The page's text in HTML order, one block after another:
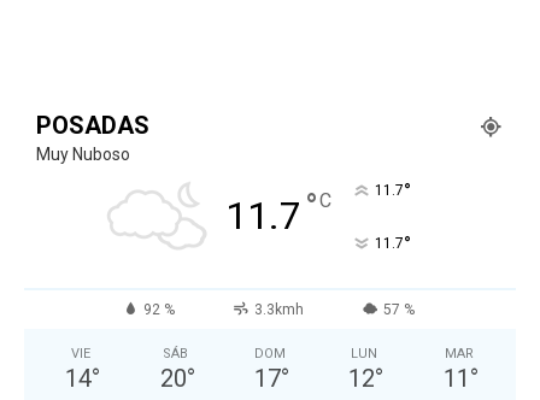
POSADAS
Muy Nuboso
11.7 °C 11.7°
11.7°
92 % 3.3kmh 57 %
VIE
14°
SÁB
20°
DOM
17°
LUN
12°
MAR
11 °